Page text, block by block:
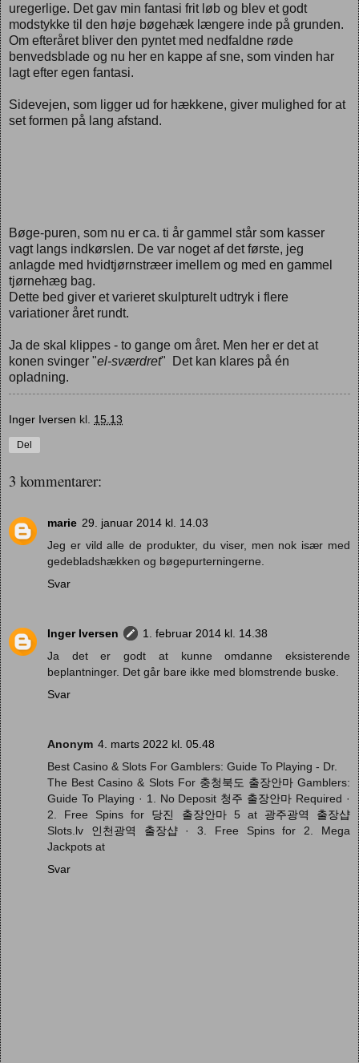
uregerlige. Det gav min fantasi frit løb og blev et godt
modstykke til den høje bøgehæk længere inde på grunden.
Om efteråret bliver den pyntet med nedfaldne røde
benvedsblade og nu her en kappe af sne, som vinden har
lagt efter egen fantasi.
Sidevejen, som ligger ud for hækkene, giver mulighed for at
set formen på lang afstand.
Bøge-puren, som nu er ca. ti år gammel står som kasser
vagt langs indkørslen. De var noget af det første, jeg
anlagde med hvidtjørnstræer imellem og med en gammel
tjørnehæg bag.
Dette bed giver et varieret skulpturelt udtryk i flere
variationer året rundt.
Ja de skal klippes - to gange om året. Men her er det at
konen svinger "el-sværdret" Det kan klares på én
opladning.
Inger Iversen kl. 15.13
Del
3 kommentarer:
marie 29. januar 2014 kl. 14.03
Jeg er vild alle de produkter, du viser, men nok især med
gedebladshækken og bøgepurterningerne.
Svar
Inger Iversen
1. februar 2014 kl. 14.38
Ja det er godt at kunne omdanne eksisterende
beplantninger. Det går bare ikke med blomstrende buske.
Svar
Anonym 4. marts 2022 kl. 05.48
Best Casino & Slots For Gamblers: Guide To Playing - Dr.
The Best Casino & Slots For 충청북도 출장안마Gamblers:
Guide To Playing · 1. No Deposit 청주 출장안마 Required ·
2. Free Spins for 당진 출장안마5 at 광주광역 출장샵
Slots.lv 인천광역 출장샵· 3. Free Spins for 2. Mega
Jackpots at
Svar